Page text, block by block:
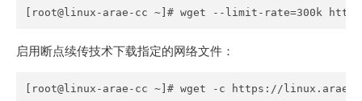
[root@linux-arae-cc ~]# wget --limit-rate=300k
启用断点续传技术下载指定的网络文件：
[root@linux-arae-cc ~]# wget -c https://